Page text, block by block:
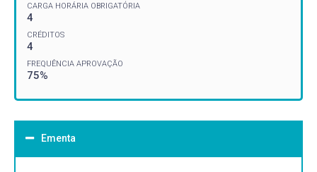
CARGA HORÁRIA OBRIGATÓRIA
4
CRÉDITOS
4
FREQUÊNCIA APROVAÇÃO
75%
Ementa